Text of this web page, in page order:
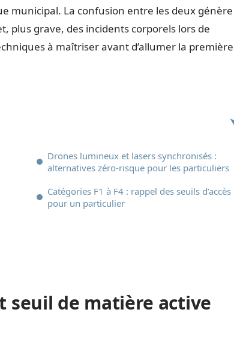
municipal. La confusion entre les deux génère
plus grave, des incidents corporels lors de
à maîtriser avant d’allumer la première
Drones lumineux et lasers synchronisés :
alternatives zéro-risque pour les particuliers
Catégories F1 à F4 : rappel des seuils d’accès
pour un particulier
seuil de matière active